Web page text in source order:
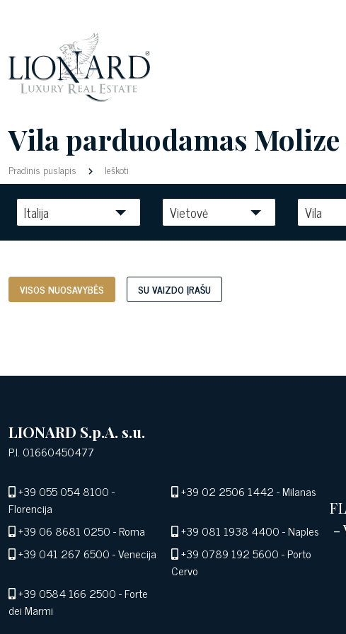
Vila parduodamas
Pradinis puslapis Ieškoti
Italija Vietovė Vila
VISOS NUOSAVYBĖS SU VAIZDO ĮRAŠU
LIONARD S.p.A. s.u.
P.I. 01660450477
+39 055 054 8100-
Florencija
+39 02 2506 1442- Milanas
+39 06 8681 0250- Roma +39 081 1938 4400- Naples
+39 041 267 6500- Venecija +39 0789 192 5600- Porto
Cervo
+39 0584 166 2500- Forte
dei Marmi
-